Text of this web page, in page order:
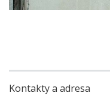
Kontakty a adresa